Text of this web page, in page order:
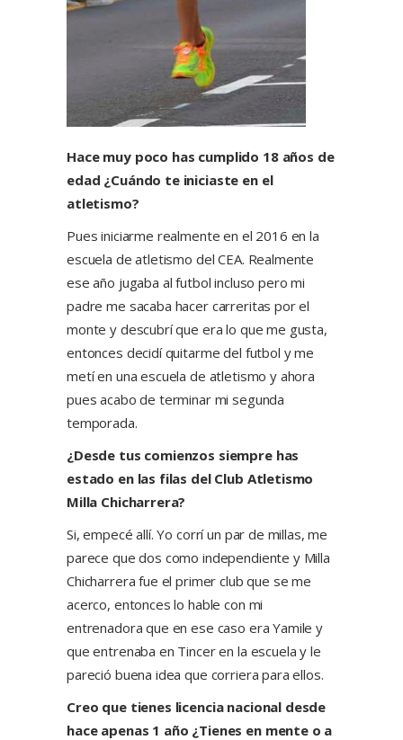
Hace muy poco has cumplido 18 años de
edad ¿Cuándo te iniciaste en el
atletismo?
Pues iniciarme realmente en el 2016 en la
escuela de atletismo del CEA. Realmente
ese año jugaba al futbol incluso pero mi
padre me sacaba hacer carreritas por el
monte y descubrí que era lo que me gusta,
entonces decidí quitarme del futbol y me
metí en una escuela de atletismo y ahora
pues acabo de terminar mi segunda
temporada.
¿Desde tus comienzos siempre has
estado en las filas del Club Atletismo
Milla Chicharrera?
Si, empecé allí. Yo corrí un par de millas, me
parece que dos como independiente y Milla
Chicharrera fue el primer club que se me
acerco, entonces lo hable con mi
entrenadora que en ese caso era Yamile y
que entrenaba en Tincer en la escuela y le
pareció buena idea que corriera para ellos.
Creo que tienes licencia nacional desde
hace apenas 1 año ¿Tienes en mente o a